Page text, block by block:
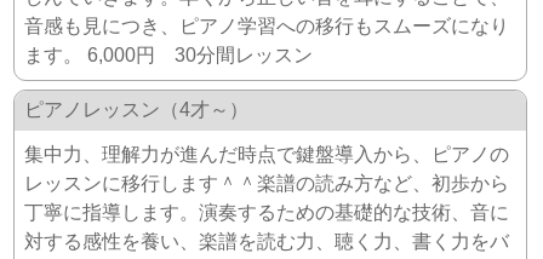
音感も見につき、ピアノ学習への移行もスムーズになり
ます。 6,000円 30分間レッスン
ピアノレッスン（4才～）
集中力、理解力が進んだ時点で鍵盤導入から、ピアノの
レッスンに移行します＾＾楽譜の読み方など、初歩から
丁寧に指導します。演奏するための基礎的な技術、音に
対する感性を養い、楽譜を読む力、聴く力、書く力をバ